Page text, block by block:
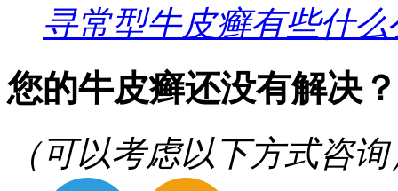
寻常型牛皮癣有些什么
您的牛皮癣还没有解决？
（可以考虑以下方式咨询